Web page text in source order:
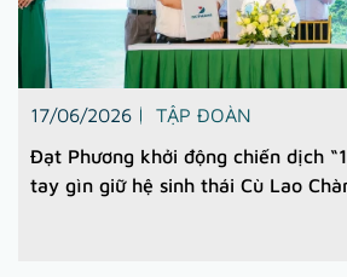
17/06/2026
TẬP ĐOÀN
Đạt Phương khởi động chiến dịch
tay gìn giữ hệ sinh thái Cù Lao